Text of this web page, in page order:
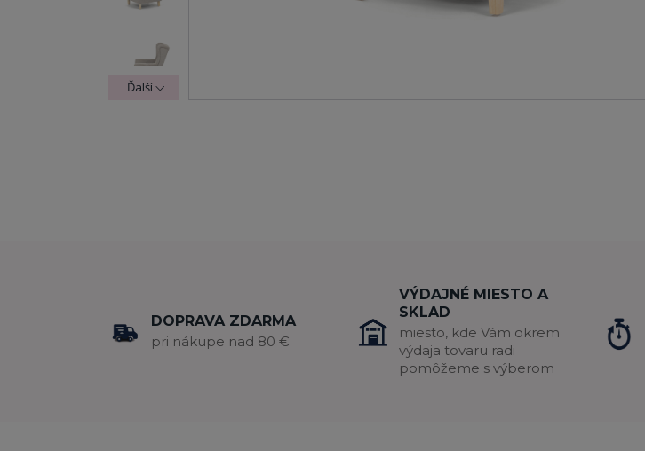
Ďalší
DOPRAVA ZDARMA
pri nákupe nad 80 €
VÝDAJNÉ MIESTO A
SKLAD
miesto, kde Vám okrem
výdaja tovaru radi
pomôžeme s výberom